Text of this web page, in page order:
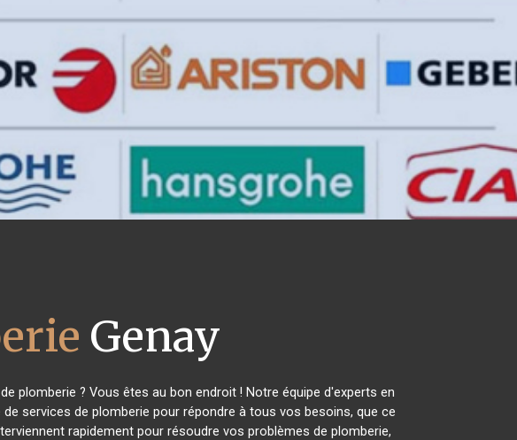
Genay
plomberie ? Vous êtes au bon endroit ! Notre équipe d'experts en
services de plomberie pour répondre à tous vos besoins, que ce
rapidement pour résoudre vos problèmes de plomberie,